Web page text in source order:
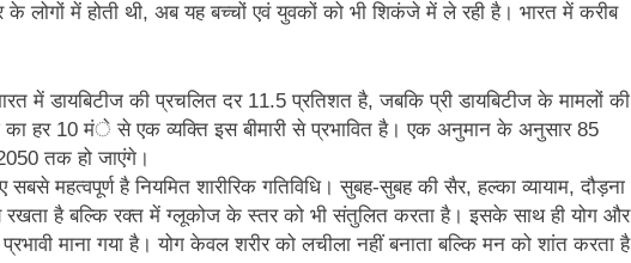
में होती थी, अब यह बच्चों एवं युवकों को भी शिकंजे में ले रही है। भारत में करीब
में डायबिटीज की प्रचलित दर 11.5 प्रतिशत है, जबकि प्री डायबिटीज के मामलों की
हर 10 मंे से एक व्यक्ति इस बीमारी से प्रभावित है। एक अनुमान के अनुसार 85
तक हो जाएंगे।
महत्वपूर्ण है नियमित शारीरिक गतिविधि। सुबह-सुबह की सैर, हल्का व्यायाम, दौड़ना
रखता है बल्कि रक्त में ग्लूकोज के स्तर को भी संतुलित करता है। इसके साथ ही योग और
माना गया है। योग केवल शरीर को लचीला नहीं बनाता बल्कि मन को शांत करता है